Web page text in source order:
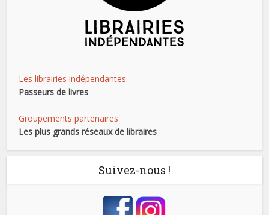
Les librairies indépendantes.
Passeurs de livres
Groupements partenaires
Les plus grands réseaux de libraires
Suivez-nous !